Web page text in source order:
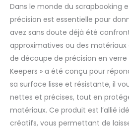
Dans le monde du scrapbooking
précision est essentielle pour
avez sans doute déjà été
approximatives ou des
de découpe de précision en verre
Keepers » a été conçu pour
sa surface lisse et résistante, il
nettes et précises, tout en
matériaux. Ce produit est l’allié
créatifs, vous permettant de